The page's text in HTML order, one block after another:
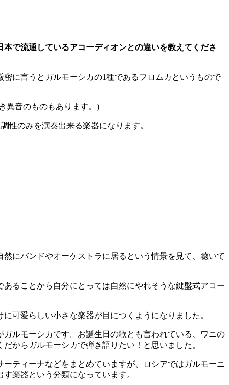
で流通しているアコーディオンとの違いを教えてくださ
に言うとガルモーシカの1種であるフロムカというもので
異音のものもあります。)
性のみを演奏出来る楽器になります。
にバンドやオーケストラに居るという情景を見て、聴いて
ることから自分にとっては自然にやれそうな鍵盤式アコー
可愛らしい小さな楽器が目につくようになりました。
ルモーシカです。お誕生日の歌とも言われている、ワニの
からガルモーシカで弾き語りたい！と思いました。
ティーナなどをまとめていますが、ロシアではガルモーニ
楽器という分類になっています。